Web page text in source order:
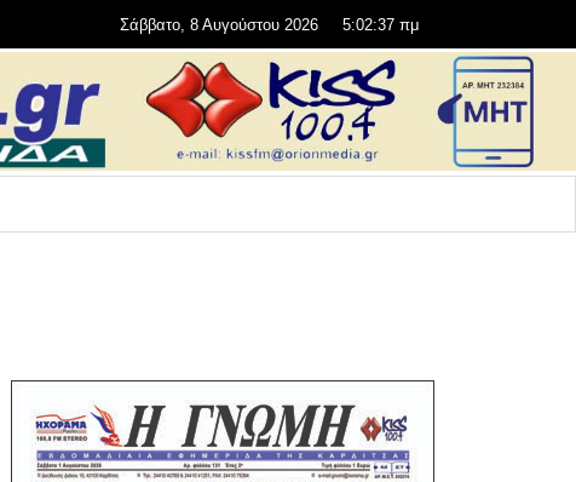
Σάββατο, 8 Αυγούστου 2026 5:02:37 πμ